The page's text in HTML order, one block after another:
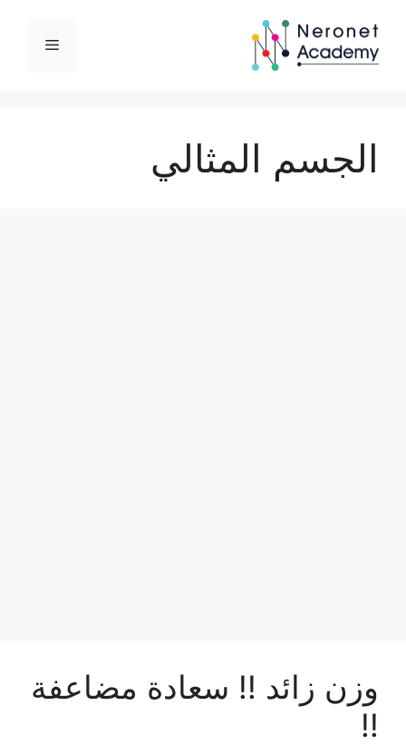
المحتوى
القائمة
الجسم المثالي
وزن زائد !! سعادة مضاعفة
!!